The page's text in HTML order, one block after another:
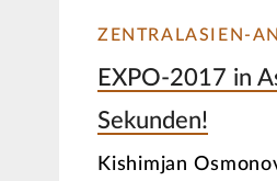
ZENTRALASIEN-
EXPO-2017 in
Sekunden!
Kishimjan